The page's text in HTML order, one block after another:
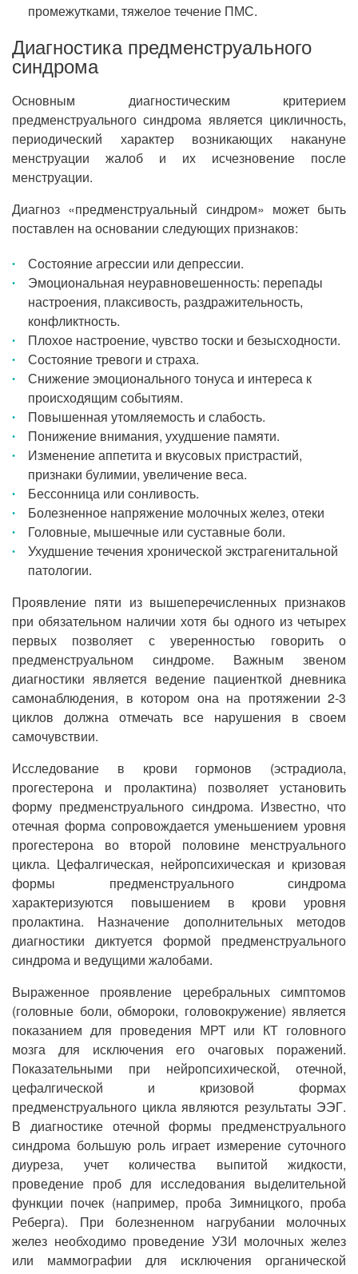
промежутками, тяжелое течение ПМС.
Диагностика предменструального
синдрома
Основным диагностическим критерием
предменструального синдрома является цикличность,
периодический характер возникающих накануне
менструации жалоб и их исчезновение после
менструации.
Диагноз «предменструальный синдром» может быть
поставлен на основании следующих признаков:
Состояние агрессии или депрессии.
Эмоциональная неуравновешенность: перепады
настроения, плаксивость, раздражительность,
конфликтность.
Плохое настроение, чувство тоски и безысходности.
Состояние тревоги и страха.
Снижение эмоционального тонуса и интереса к
происходящим событиям.
Повышенная утомляемость и слабость.
Понижение внимания, ухудшение памяти.
Изменение аппетита и вкусовых пристрастий,
признаки булимии, увеличение веса.
Бессонница или сонливость.
Болезненное напряжение молочных желез, отеки
Головные, мышечные или суставные боли.
Ухудшение течения хронической экстрагенитальной
патологии.
Проявление пяти из вышеперечисленных признаков
при обязательном наличии хотя бы одного из четырех
первых позволяет с уверенностью говорить о
предменструальном синдроме. Важным звеном
диагностики является ведение пациенткой дневника
самонаблюдения, в котором она на протяжении 2-3
циклов должна отмечать все нарушения в своем
самочувствии.
Исследование в крови гормонов (эстрадиола,
прогестерона и пролактина) позволяет установить
форму предменструального синдрома. Известно, что
отечная форма сопровождается уменьшением уровня
прогестерона во второй половине менструального
цикла. Цефалгическая, нейропсихическая и кризовая
формы предменструального синдрома
характеризуются повышением в крови уровня
пролактина. Назначение дополнительных методов
диагностики диктуется формой предменструального
синдрома и ведущими жалобами.
Выраженное проявление церебральных симптомов
(головные боли, обмороки, головокружение) является
показанием для проведения МРТ или КТ головного
мозга для исключения его очаговых поражений.
Показательными при нейропсихической, отечной,
цефалгической и кризовой формах
предменструального цикла являются результаты ЭЭГ.
В диагностике отечной формы предменструального
синдрома большую роль играет измерение суточного
диуреза, учет количества выпитой жидкости,
проведение проб для исследования выделительной
функции почек (например, проба Зимницкого, проба
Реберга). При болезненном нагрубании молочных
желез необходимо проведение УЗИ молочных желез
или маммографии для исключения органической